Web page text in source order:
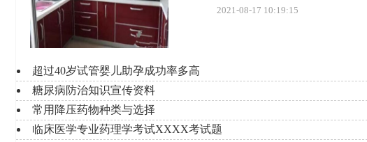
2021-08-17 10:19:15
超过40岁试管婴儿助孕成功率多高
糖尿病防治知识宣传资料
常用降压药物种类与选择
临床医学专业药理学考试XXXX考试题